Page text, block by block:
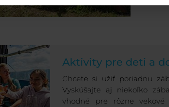
Aktivity pre deti a
Chcete si užiť poriadnu
Vyskúšajte aj niekoľko
vhodné pre rôzne